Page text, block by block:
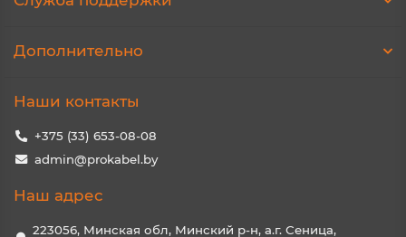
Дополнительно
Наши контакты
+375 (33) 653-08-08
admin@prokabel.by
Наш адрес
223056, Минская обл, Минский р-н, а.г. Сеница,